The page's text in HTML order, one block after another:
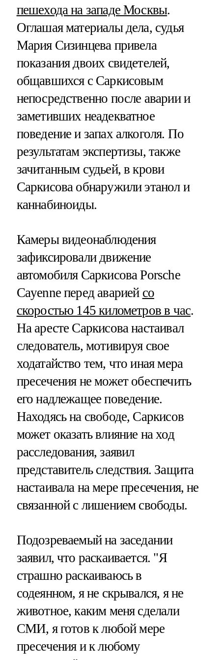
пешехода на западе Москвы.
Оглашая материалы дела, судья
Мария Сизинцева привела
показания двоих свидетелей,
общавшихся с Саркисовым
непосредственно после аварии и
заметивших неадекватное
поведение и запах алкоголя. По
результатам экспертизы, также
зачитанным судьей, в крови
Саркисова обнаружили этанол и
каннабиноиды.
Камеры видеонаблюдения
зафиксировали движение
автомобиля Саркисова Porsche
Cayenne перед аварией со
скоростью 145 километров в час.
На аресте Саркисова настаивал
следователь, мотивируя свое
ходатайство тем, что иная мера
пресечения не может обеспечить
его надлежащее поведение.
Находясь на свободе, Саркисов
может оказать влияние на ход
расследования, заявил
представитель следствия. Защита
настаивала на мере пресечения, не
связанной с лишением свободы.
Подозреваемый на заседании
заявил, что раскаивается. "Я
страшно раскаиваюсь в
содеянном, я не скрывался, я не
животное, каким меня сделали
СМИ, я готов к любой мере
пресечения и к любому